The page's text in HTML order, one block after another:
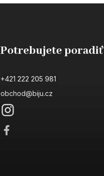
Potrebujete
+421 222 205 981
obchod@biju.cz